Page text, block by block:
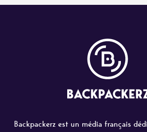
Backpackerz est un média français